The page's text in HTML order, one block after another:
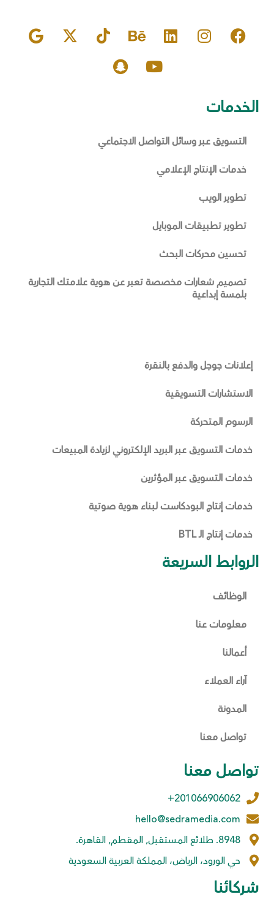
الخدمات
التسويق عبر وسائل التواصل الاجتماعي
خدمات الإنتاج الإعلامي
تطوير الويب
تطوير تطبيقات الموبايل
تحسين محركات البحث
تصميم شعارات مخصصة تعبر عن هوية علامتك التجارية
بلمسة إبداعية
إعلانات جوجل والدفع بالنقرة
الاستشارات التسويقية
الرسوم المتحركة
خدمات التسويق عبر البريد الإلكتروني لزيادة المبيعات
خدمات التسويق عبر المؤثرين
خدمات إنتاج البودكاست لبناء هوية صوتية
خدمات إنتاج الـ BTL
الروابط السريعة
الوظائف
معلومات عنا
أعمالنا
آراء العملاء
المدونة
تواصل معنا
تواصل معنا
201066906062+
hello@sedramedia.com
8948. طلائع المستقبل, المقطم, القاهرة.
حي الورود، الرياض، المملكة العربية السعودية
شركائنا